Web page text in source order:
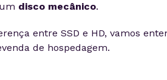
disco mecânico.
entre SSD e HD, vamos
de hospedagem.